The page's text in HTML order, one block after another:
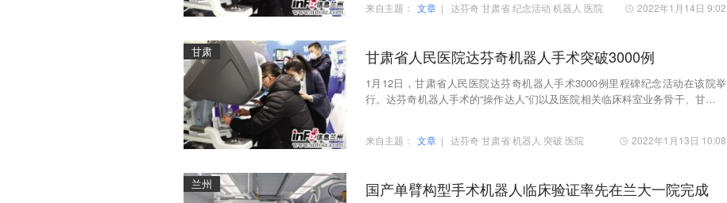
来自主题： 文章 | 达芬奇甘肃省纪念活动 机器人 医院 2022年1月14日 9:02
甘肃 甘肃省人民医院达芬奇机器人手术突破3000例
1月12日，甘肃省人民医院达芬奇机器人手术3000例里程碑纪念活动在该院举
行。达芬奇机器人手术的“操作达人”们以及医院相关临床科室业务骨干、甘肃宝
来自主题： 文章 | 达芬奇甘肃省机器人 突破 医院 2022年1月13日 10:08
兰州 国产单臂构型手术机器人临床验证率先在兰大一院完成